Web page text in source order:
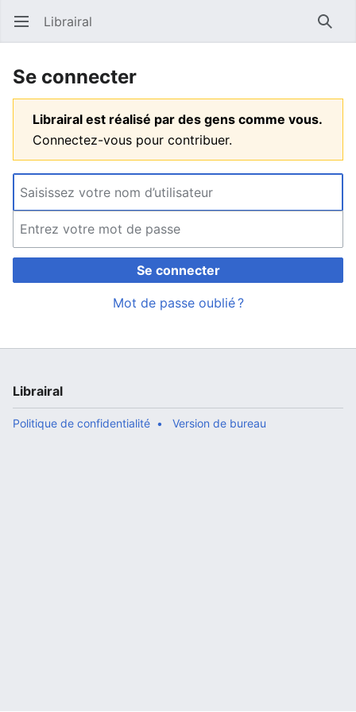
Ouvrir le menu principal Librairal
Se connecter
Librairal est réalisé par des gens comme vous.
Connectez-vous pour contribuer.
Se connecter
Mot de passe oublié ?
Librairal
Politique de confidentialité Version de bureau